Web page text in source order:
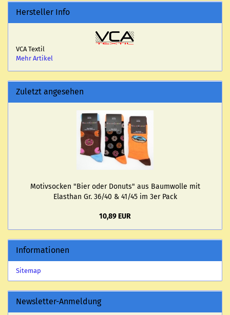
Hersteller Info
VCA Textil
Mehr Artikel
Zuletzt angesehen
Mo­tiv­so­cken "Bier oder Do­nuts" aus Baum­wol­le mit
Elasthan Gr. 36/40 & 41/45 im 3er Pack
10,89 EUR
Informationen
Sitemap
Newsletter-Anmeldung